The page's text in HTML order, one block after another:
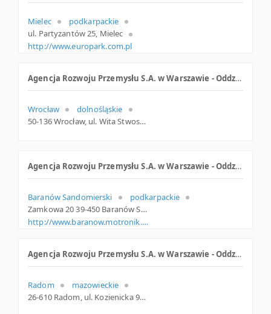
Mielec
podkarpackie
ul. Partyzantów 25, Mielec
http://www.europark.com.pl
Agencja Rozwoju Przemysłu S.A. w Warszawie - Oddział
Wrocław
dolnośląskie
50-136 Wrocław, ul. Wita Stwosza 15, dolnośląskie
Agencja Rozwoju Przemysłu S.A. w Warszawie - Oddział w Baranowie Sandomierskim - Zespół Pałacowo-Parkowy
Baranów Sandomierski
podkarpackie
Zamkowa 20 39-450 Baranów Sandomierski Polska
http://www.baranow.motronik.com.pl
Agencja Rozwoju Przemysłu S.A. w Warszawie - Oddział w Tarnobrzegu - Biuro Radomskiej Podstrefy TSSE
Radom
mazowieckie
26-610 Radom, ul. Kozienicka 97, mazowieckie